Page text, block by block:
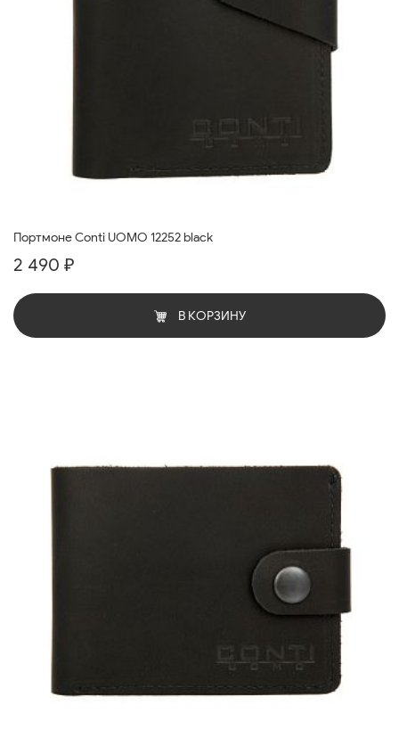
Портмоне Conti UOMO 12252 black
2 490 ₽
В КОРЗИНУ